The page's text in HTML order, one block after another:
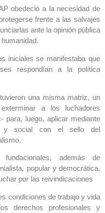
obedeció a la necesidad de
frente a las salvajes
ante la opinión pública
iniciales se manifestaba que
respondían a la política
una misma matriz, un
a los luchadores
para, luego, aplicar mediante
y social con el sello del
además de
popular y democrática,
por las reivindicaciones
condiciones de trabajo y vida
derechos profesionales y